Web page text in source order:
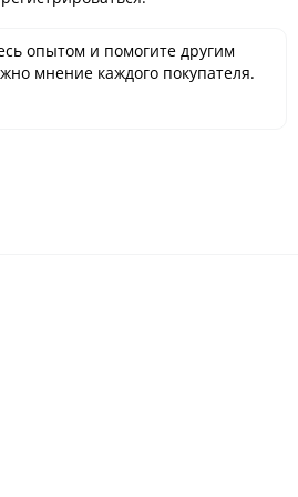
опытом и помогите другим
мнение каждого покупателя.